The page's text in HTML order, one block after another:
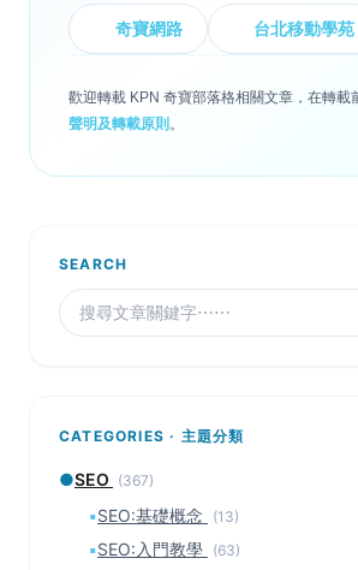
奇寶網路 台北移動學苑
歡迎轉載 KPN 奇寶部落格相關文章，在轉載
聲明及轉載原則 。
SEARCH
CATEGORIES · 主題分類
●SEO (367)
▪SEO:基礎概念 (13)
▪SEO:入門教學 (63)